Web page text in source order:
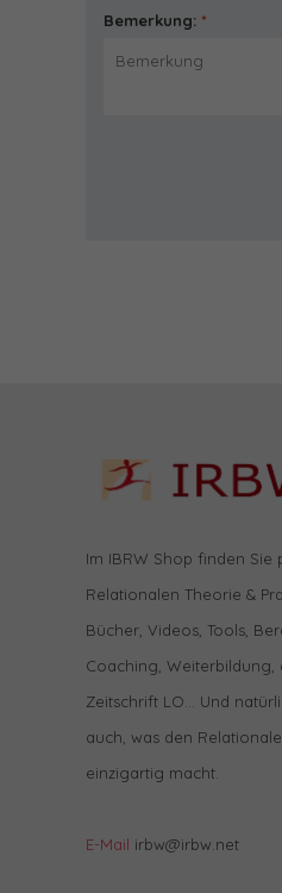
Bemerkung: *
Im IBRW Shop finden Sie
Relationalen Theorie &
Bücher, Videos, Tools,
Coaching, Weiterbildung,
Zeitschrift LO… Und
auch, was den
einzigartig macht.
E-Mail irbw@irbw.net